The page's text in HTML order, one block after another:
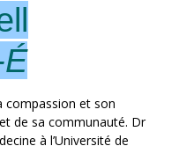
compassion et son
de sa communauté. Dr
à l’Université de